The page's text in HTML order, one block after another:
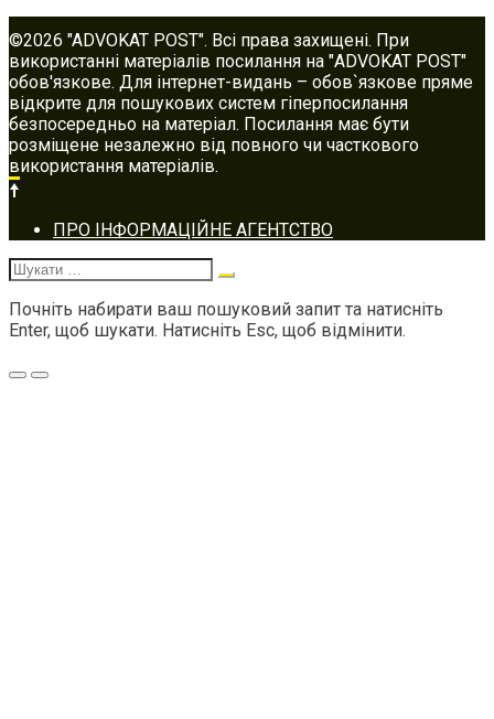
©2026 "ADVOKAT POST". Всі права захищені. При
використанні матеріалів посилання на "ADVOKAT POST"
обов'язкове. Для інтернет-видань – обов`язкове пряме
відкрите для пошукових систем гіперпосилання
безпосередньо на матеріал. Посилання має бути
розміщене незалежно від повного чи часткового
використання матеріалів.
Footer
navigation
ПРО ІНФОРМАЦІЙНЕ АГЕНТСТВО
Шукати:
Почніть набирати ваш пошуковий запит та натисніть
Enter, щоб шукати. Натисніть Esc, щоб відмінити.
Меню